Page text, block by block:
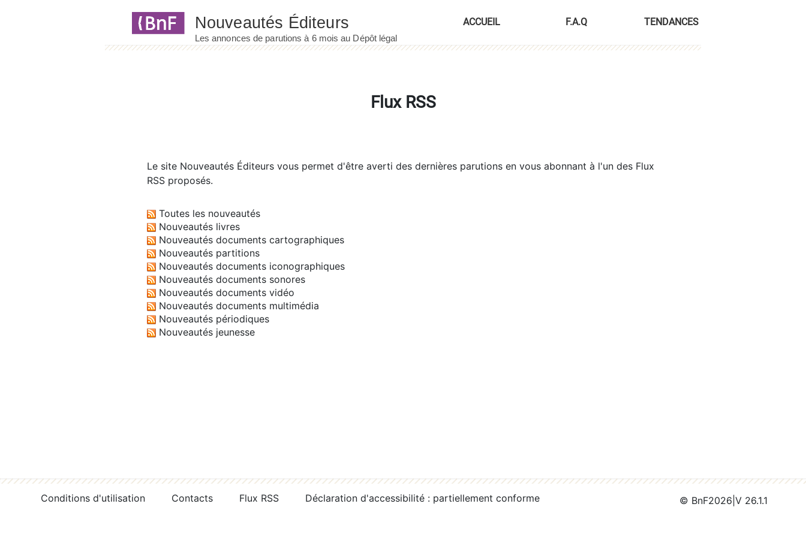
ACCUEIL F.A.Q TENDANCES
Flux RSS
Le site Nouveautés Éditeurs vous permet d'être averti des dernières parutions en vous abonnant à l'un des Flux
RSS proposés.
Toutes les nouveautés
Nouveautés livres
Nouveautés documents cartographiques
Nouveautés partitions
Nouveautés documents iconographiques
Nouveautés documents sonores
Nouveautés documents vidéo
Nouveautés documents multimédia
Nouveautés périodiques
Nouveautés jeunesse
Conditions d'utilisation Contacts Flux RSS Déclaration d'accessibilité : partiellement conforme © BnF2026 V 26.1.1